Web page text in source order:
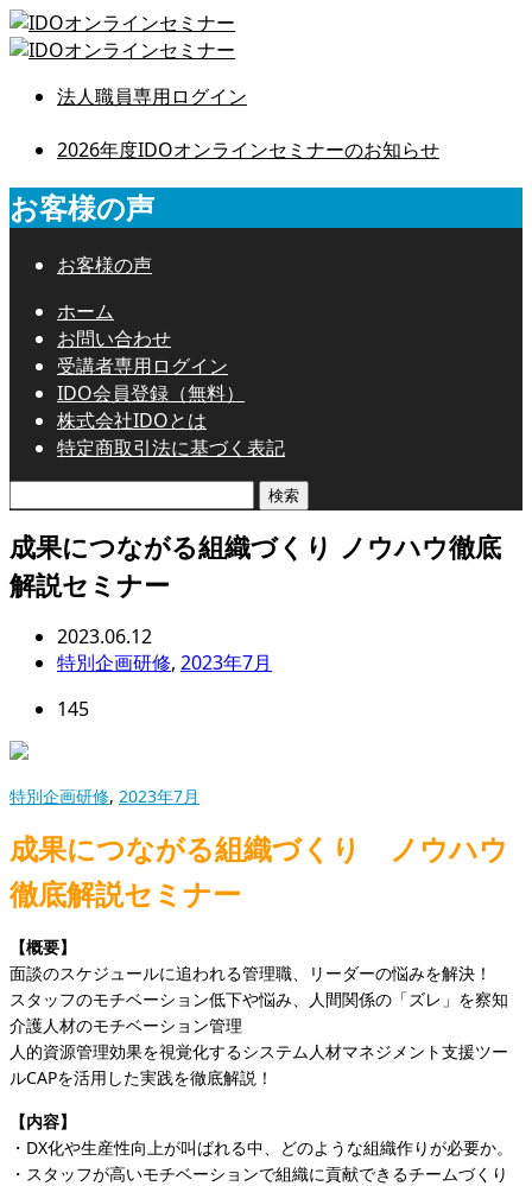
法人職員専用ログイン
2026年度IDOオンラインセミナーのお知らせ
お客様の声
お客様の声
ホーム
お問い合わせ
受講者専用ログイン
IDO会員登録（無料）
株式会社IDOとは
特定商取引法に基づく表記
成果につながる組織づくり ノウハウ徹底
解説セミナー
2023.06.12
特別企画研修, 2023年7月
145
特別企画研修, 2023年7月
成果につながる組織づくり ノウハウ
徹底解説セミナー
【概要】
面談のスケジュールに追われる管理職、リーダーの悩みを解決！
スタッフのモチベーション低下や悩み、人間関係の「ズレ」を察知
介護人材のモチベーション管理
人的資源管理効果を視覚化するシステム人材マネジメント支援ツー
ルCAPを活用した実践を徹底解説！
【内容】
・DX化や生産性向上が叫ばれる中、どのような組織作りが必要か。
・スタッフが高いモチベーションで組織に貢献できるチームづくり